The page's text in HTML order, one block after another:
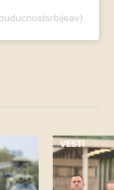
VESTI